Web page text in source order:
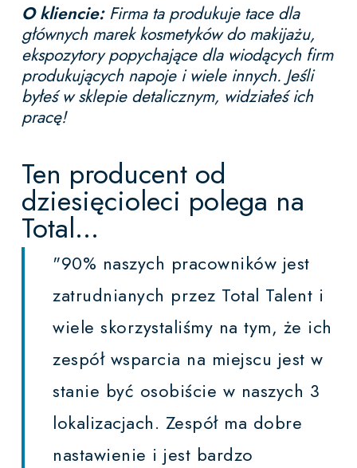
O kliencie:Firma ta produkuje tace dla
głównych marek kosmetyków do makijażu,
ekspozytory popychające dla wiodących firm
produkujących napoje i wiele innych. Jeśli
byłeś w sklepie detalicznym, widziałeś ich
pracę!
Ten producent od
dziesięcioleci polega na
Total...
"90% naszych pracowników jest
zatrudnianych przez Total Talent i
wiele skorzystaliśmy na tym, że ich
zespół wsparcia na miejscu jest w
stanie być osobiście w naszych 3
lokalizacjach. Zespół ma dobre
nastawienie i jest bardzo